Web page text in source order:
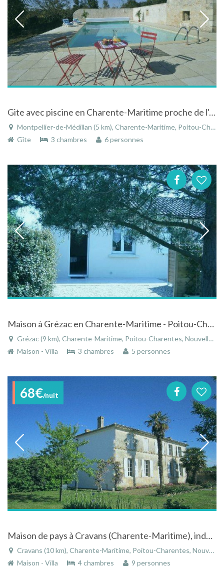
Gite avec piscine en Charente-Maritime proche de l'océan
Montpellier-de-Médillan (5 km), Charente-Maritime, Poitou-Charentes, Nouvelle-Aquitaine, France
Gîte
3 chambres 6 personnes
Maison à Grézac en Charente-Maritime - Poitou-Charentes tout confort dans propriété arborée
Grézac (9 km), Charente-Maritime, Poitou-Charentes, Nouvelle-Aquitaine, France
Maison - Villa
3 chambres 5 personnes
68€/nuit
Maison de pays à Cravans (Charente-Maritime), indépendante et entre Saintes et Royan
Cravans (10 km), Charente-Maritime, Poitou-Charentes, Nouvelle-Aquitaine, France
Maison - Villa
4 chambres 9 personnes